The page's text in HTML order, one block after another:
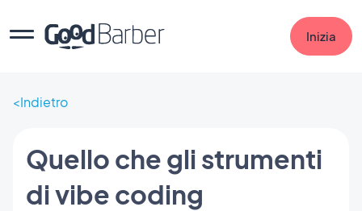
Inizia
Indietro
Quello che gli strumenti
di vibe coding